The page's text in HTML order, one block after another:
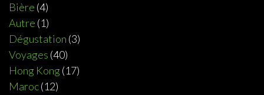
Bière (4)
Autre (1)
Dégustation (3)
Voyages (40)
Hong Kong (17)
Maroc(12)